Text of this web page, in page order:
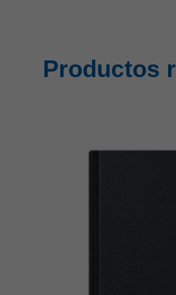
Productos